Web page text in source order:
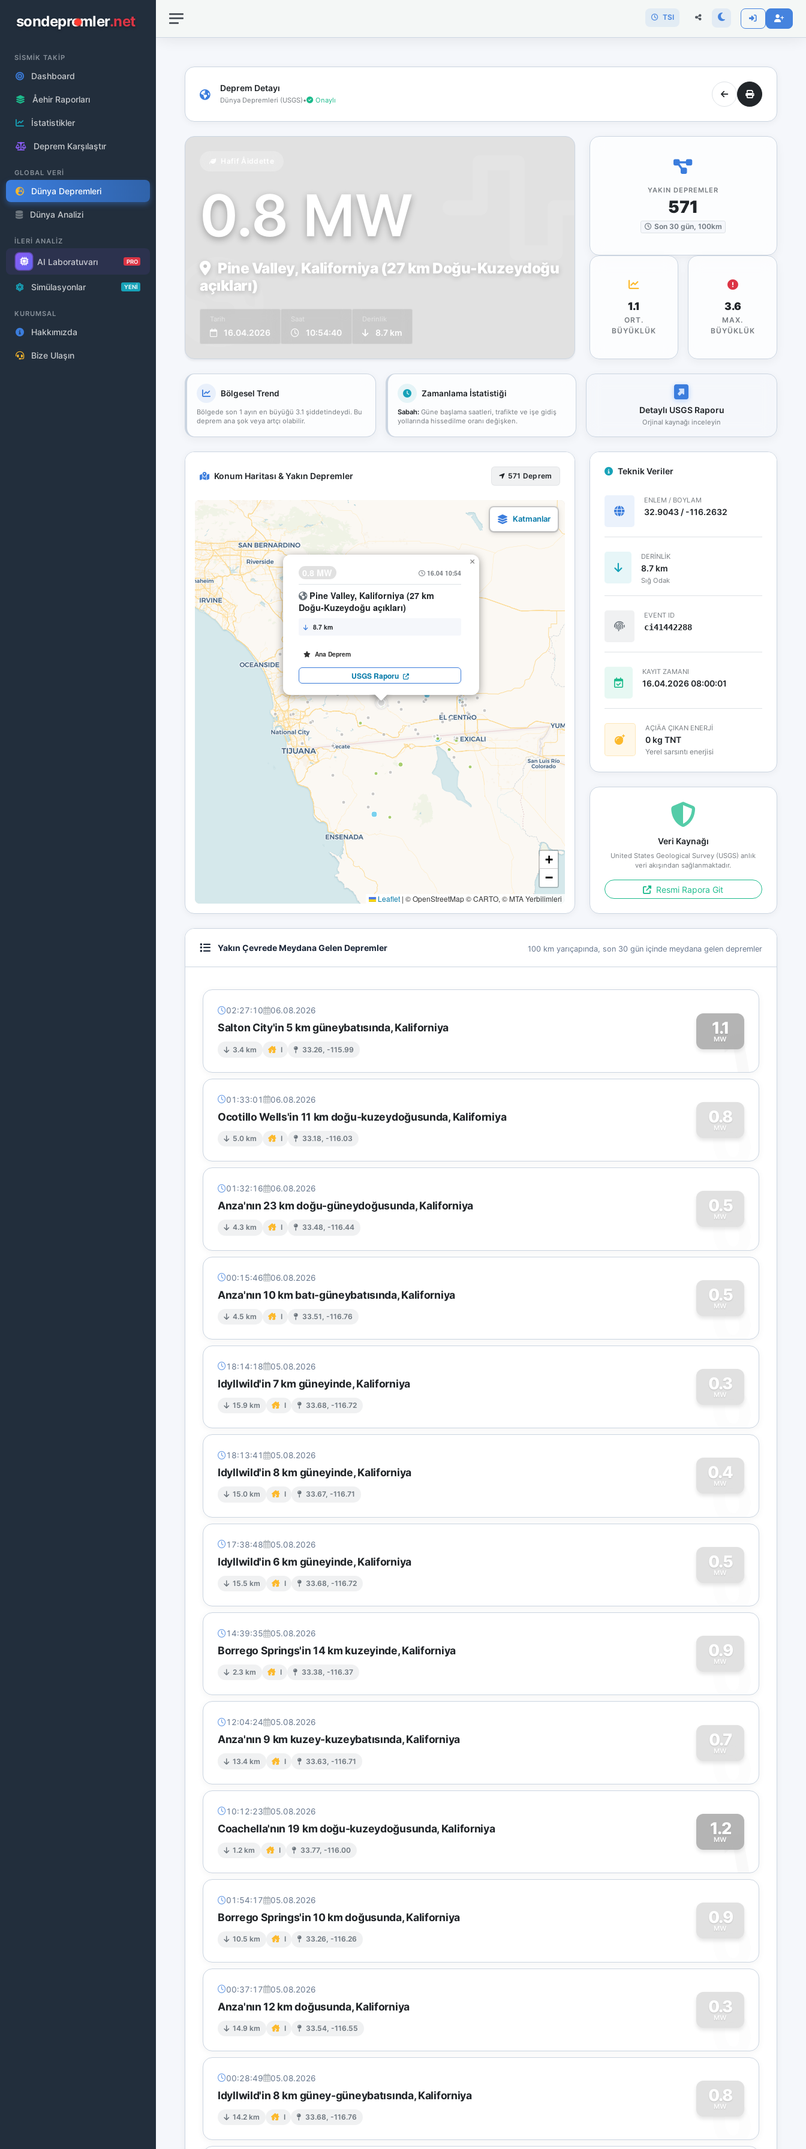
sondepremler.net
SİSMİK TAKİP
Dashboard
Åehir Raporları
İstatistikler
Deprem Karşılaştır
GLOBAL VERİ
Dünya Depremleri
Dünya Analizi
İLERİ ANALİZ
AI Laboratuvarı PRO
Simülasyonlar YENİ
KURUMSAL
Hakkımızda
Bize Ulaşın
TSI
Deprem Detayı
Dünya Depremleri (USGS)• Onaylı
0.8 MW
Pine Valley, Kaliforniya (27 km Doğu-Kuzeydoğu
açıkları)
Tarih
16.04.2026
Saat
10:54:40
Derinlik
8.7 km
YAKIN DEPREMLER
571
Son 30 gün, 100km
1.1
ORT.
BÜYÜKLÜK
3.6
MAX.
BÜYÜKLÜK
Bölgesel Trend
Bölgede son 1 ayın en büyüğü 3.1 şiddetindeydi. Bu
deprem ana şok veya artçı olabilir.
Zamanlama İstatistiği
Sabah:Güne başlama saatleri, trafikte ve işe gidiş
yollarında hissedilme oranı değişken.
Detaylı USGS Raporu
Orjinal kaynağı inceleyin
Konum Haritası & Yakın Depremler 571 Deprem
0.8 MW 16.04 10:54
Pine Valley, Kaliforniya (27 km
Doğu-Kuzeydoğu açıkları)
8.7 km
Ana Deprem
USGS Raporu
×
+
−
Leaflet | © OpenStreetMap © CARTO, © MTA Yerbilimleri
Teknik Veriler
ENLEM / BOYLAM
32.9043 / -116.2632
DERINLIK
8.7 km
Sığ Odak
EVENT ID
ci41442288
KAYIT ZAMANI
16.04.2026 08:00:01
AÇIÄA ÇIKAN ENERJİ
0 kg TNT
Yerel sarsıntı enerjisi
Veri Kaynağı
United States Geological Survey (USGS) anlık
veri akışından sağlanmaktadır.
Resmi Rapora Git
Yakın Çevrede Meydana Gelen Depremler 100 km yarıçapında, son 30 gün içinde meydana gelen depremler
02:27:10 06.08.2026
Salton City'in 5 km güneybatısında, Kaliforniya
3.4 km I 33.26, -115.99
1.1
MW
1
01:33:01 06.08.2026
Ocotillo Wells'in 11 km doğu-kuzeydoğusunda, Kaliforniya
5.0 km I 33.18, -116.03
0.8
MW
0
01:32:16 06.08.2026
Anza'nın 23 km doğu-güneydoğusunda, Kaliforniya
4.3 km I 33.48, -116.44
0.5
MW
0
00:15:46 06.08.2026
Anza'nın 10 km batı-güneybatısında, Kaliforniya
4.5 km I 33.51, -116.76
0.5
MW
0
18:14:18 05.08.2026
Idyllwild'in 7 km güneyinde, Kaliforniya
15.9 km I 33.68, -116.72
0.3
MW
0
18:13:41 05.08.2026
Idyllwild'in 8 km güneyinde, Kaliforniya
15.0 km I 33.67, -116.71
0.4
MW
0
17:38:48 05.08.2026
Idyllwild'in 6 km güneyinde, Kaliforniya
15.5 km I 33.68, -116.72
0.5
MW
0
14:39:35 05.08.2026
Borrego Springs'in 14 km kuzeyinde, Kaliforniya
2.3 km I 33.38, -116.37
0.9
MW
0
12:04:24 05.08.2026
Anza'nın 9 km kuzey-kuzeybatısında, Kaliforniya
13.4 km I 33.63, -116.71
0.7
MW
0
10:12:23 05.08.2026
Coachella'nın 19 km doğu-kuzeydoğusunda, Kaliforniya
1.2 km I 33.77, -116.00
1.2
MW
1
01:54:17 05.08.2026
Borrego Springs'in 10 km doğusunda, Kaliforniya
10.5 km I 33.26, -116.26
0.9
MW
0
00:37:17 05.08.2026
Anza'nın 12 km doğusunda, Kaliforniya
14.9 km I 33.54, -116.55
0.3
MW
0
00:28:49 05.08.2026
Idyllwild'in 8 km güney-güneybatısında, Kaliforniya
14.2 km I 33.68, -116.76
0.8
MW
0
bağlantınız